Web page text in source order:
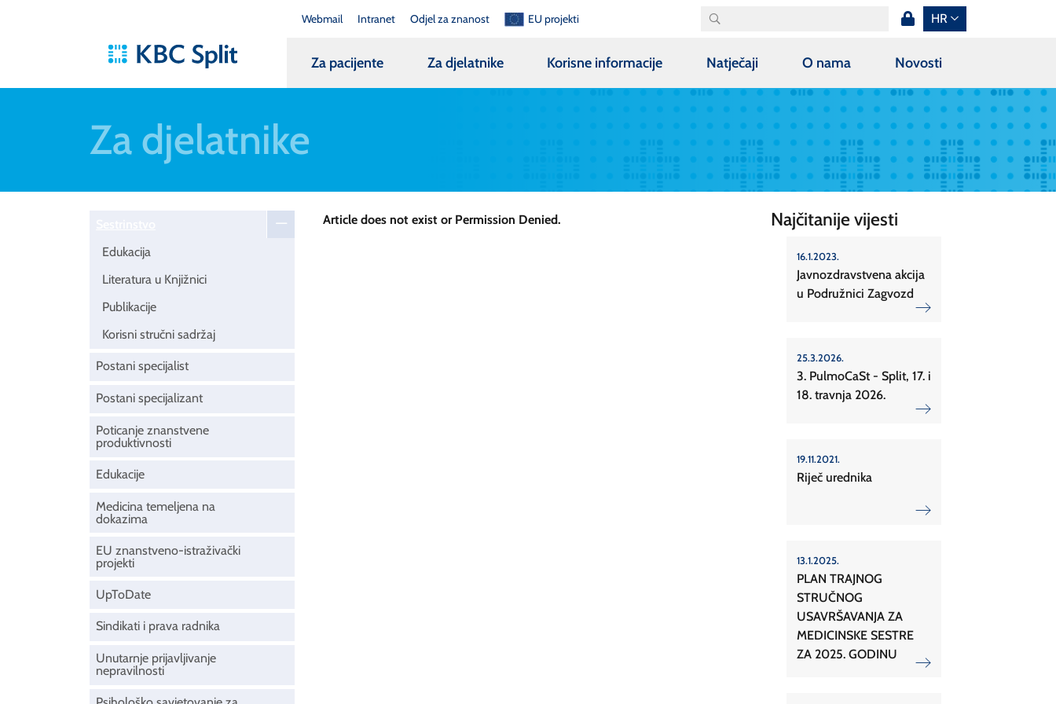
Webmail Intranet Odjel za znanost EU projekti HR
Za pacijente Za djelatnike Korisne informacije Natječaji O nama Novosti
Za djelatnike
Edukacija
Literatura u Knjižnici
Publikacije
Korisni stručni sadržaj
Postani specijalist
Postani specijalizant
Poticanje znanstvene
produktivnosti
Edukacije
Medicina temeljena na
dokazima
EU znanstveno-istraživački
projekti
UpToDate
Sindikati i prava radnika
Unutarnje prijavljivanje
nepravilnosti
Article does not exist or Permission Denied. Najčitanije vijesti
16.1.2023.
Javnozdravstvena akcija
u Podružnici Zagvozd
25.3.2026.
3. PulmoCaSt - Split, 17. i
18. travnja 2026.
19.11.2021.
Riječ urednika
13.1.2025.
PLAN TRAJNOG
STRUČNOG
USAVRŠAVANJA ZA
MEDICINSKE SESTRE
ZA 2025. GODINU